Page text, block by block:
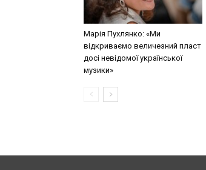
Марія Пухлянко: «Ми
відкриваємо величезний пласт
досі невідомої української
музики»